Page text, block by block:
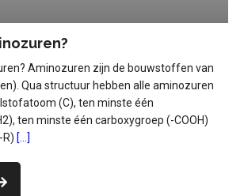
Aminozuren zijn de bouwstoffen van
Qua structuur hebben alle aminozuren
(C), ten minste één
ten minste één carboxygroep (-COOH)
[...]